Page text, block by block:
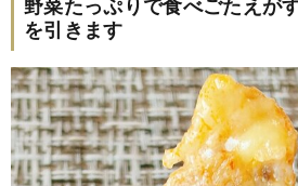
を引きます